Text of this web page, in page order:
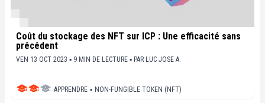
Coût du stockage des NFT sur ICP : Une efficacité sans
précédent
VEN 13 OCT 2023 ▪ 9 MIN DE LECTURE ▪ PAR LUC JOSE A.
APPRENDRE ▪ NON-FUNGIBLE TOKEN (NFT)